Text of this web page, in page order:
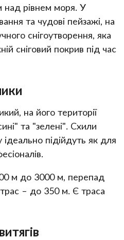
над рівнем моря. У
та чудові пейзажі, на
снігоутворення, яка
сніговий покрив під час
на його території
та "зелені". Схили
підійдуть як для
м до 3000 м, перепад
– до 350 м. Є траса